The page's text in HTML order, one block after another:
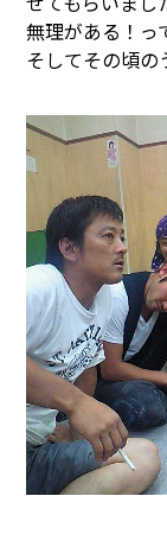
無理がある！っ
そしてその頃